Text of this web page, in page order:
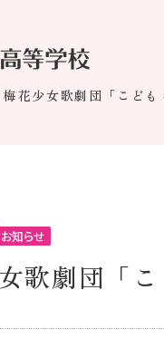
梅花少女歌劇団「こど
お知らせ
歌劇団「